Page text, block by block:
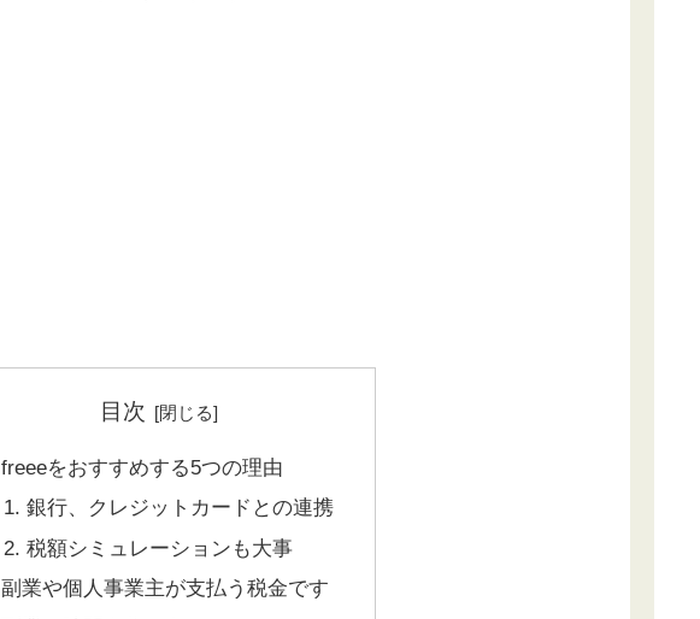
目次
freeeをおすすめする5つの理由
銀行、クレジットカードとの連携
税額シミュレーションも大事
副業や個人事業主が支払う税金です